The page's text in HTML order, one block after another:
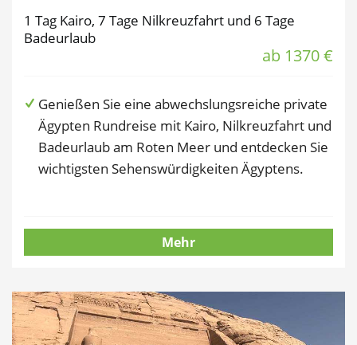
1 Tag Kairo, 7 Tage Nilkreuzfahrt und 6 Tage
Badeurlaub
ab 1370 €
Genießen Sie eine abwechslungsreiche private
Ägypten Rundreise mit Kairo, Nilkreuzfahrt und
Badeurlaub am Roten Meer und entdecken Sie
wichtigsten Sehenswürdigkeiten Ägyptens.
Mehr